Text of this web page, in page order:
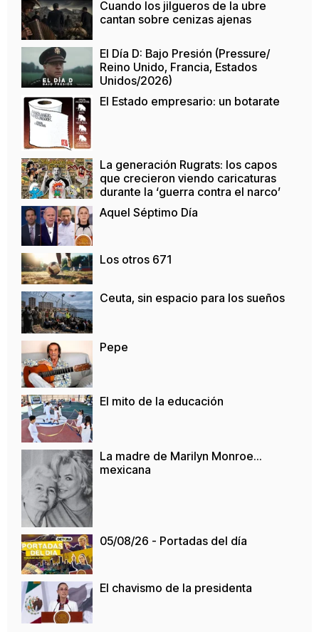
Cuando los jilgueros de la ubre
cantan sobre cenizas ajenas
El Día D: Bajo Presión (Pressure/
Reino Unido, Francia, Estados
Unidos/2026)
El Estado empresario: un botarate
La generación Rugrats: los capos
que crecieron viendo caricaturas
durante la ‘guerra contra el narco’
Aquel Séptimo Día
Los otros 671
Ceuta, sin espacio para los sueños
Pepe
El mito de la educación
La madre de Marilyn Monroe…
mexicana
05/08/26 - Portadas del día
El chavismo de la presidenta